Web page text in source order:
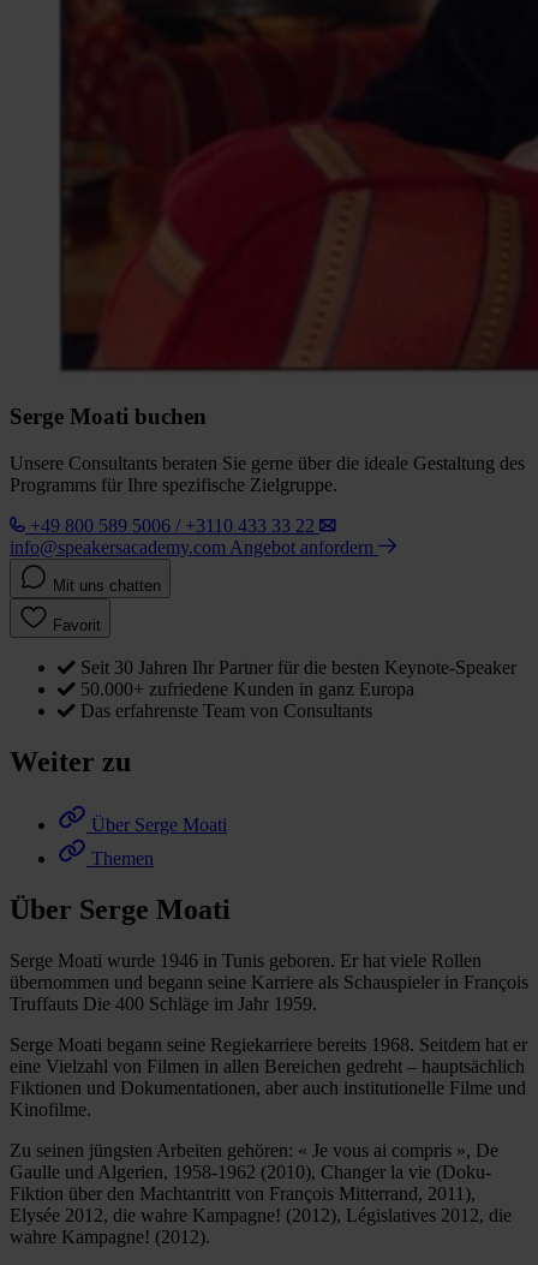
Serge Moati buchen
Unsere Consultants beraten Sie gerne über die ideale Gestaltung des
Programms für Ihre spezifische Zielgruppe.
+49 800 589 5006 / +3110 433 33 22
info@speakersacademy.com Angebot anfordern
Mit uns chatten
Favorit
Seit 30 Jahren Ihr Partner für die besten Keynote-Speaker
50.000+ zufriedene Kunden in ganz Europa
Das erfahrenste Team von Consultants
Weiter zu
Über Serge Moati
Themen
Über Serge Moati
Serge Moati wurde 1946 in Tunis geboren. Er hat viele Rollen
übernommen und begann seine Karriere als Schauspieler in François
Truffauts Die 400 Schläge im Jahr 1959.
Serge Moati begann seine Regiekarriere bereits 1968. Seitdem hat er
eine Vielzahl von Filmen in allen Bereichen gedreht – hauptsächlich
Fiktionen und Dokumentationen, aber auch institutionelle Filme und
Kinofilme.
Zu seinen jüngsten Arbeiten gehören: « Je vous ai compris », De
Gaulle und Algerien, 1958-1962 (2010), Changer la vie (Doku-
Fiktion über den Machtantritt von François Mitterrand, 2011),
Elysée 2012, die wahre Kampagne! (2012), Législatives 2012, die
wahre Kampagne! (2012).